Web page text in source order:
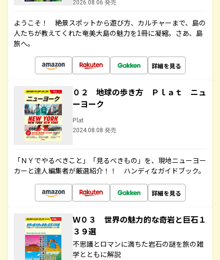
2026.08.06 発売
ようこそ！ 絶景スポットから遊び方、カルチャーまで、島の
人たちが教えてくれた奄美大島の魅力を1冊に凝縮。さあ、島
旅へ。
詳細を見る
０２ 地球の歩き方 Ｐｌａｔ ニュ
ーヨーク
Plat
2024.08.08 発売
「ＮＹでやるべきこと」「見るべきもの」を、現地ニューヨー
カーと達人編集者が厳選紹介！！ ハンディなガイドブック。
詳細を見る
Ｗ０３ 世界の魅力的な奇岩と巨石１
３９選
不思議とロマンに満ちた岩石の謎を旅の雑
学とともに解説